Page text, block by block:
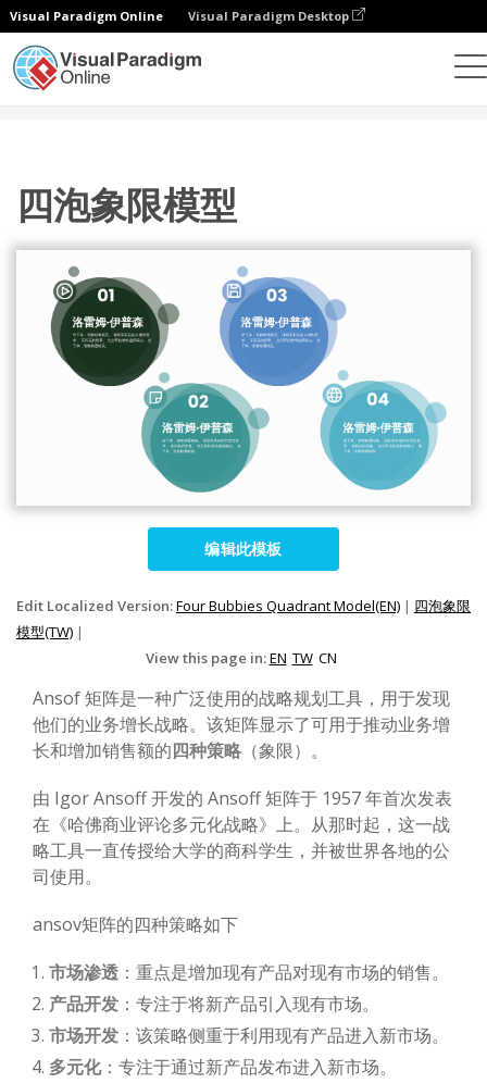
Visual Paradigm Online Visual Paradigm Desktop
四泡象限模型
编辑此模板
Edit Localized Version:Four Bubbies Quadrant Model(EN) | 四泡象限
模型(TW) |
View this page in:EN TW CN
Ansof 矩阵是一种广泛使用的战略规划工具，用于发现
他们的业务增长战略。该矩阵显示了可用于推动业务增
长和增加销售额的四种策略 （象限）。
由 Igor Ansoff 开发的 Ansoff 矩阵于 1957 年首次发表
在《哈佛商业评论多元化战略》上。从那时起，这一战
略工具一直传授给大学的商科学生，并被世界各地的公
司使用。
ansov矩阵的四种策略如下
市场渗透 ：重点是增加现有产品对现有市场的销售。
产品开发 ：专注于将新产品引入现有市场。
市场开发 ：该策略侧重于利用现有产品进入新市场。
多元化：专注于通过新产品发布进入新市场。